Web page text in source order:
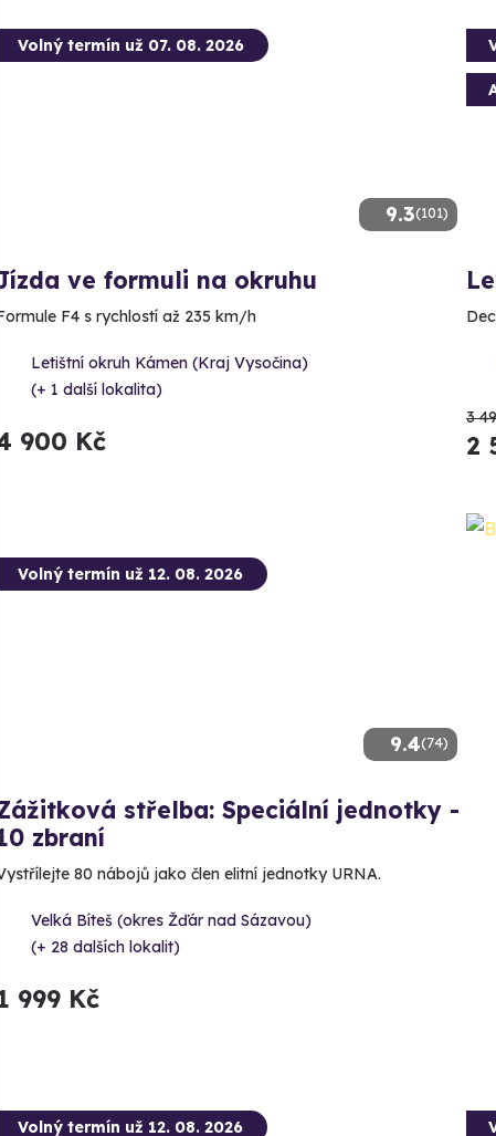
9.3(101)
Volný termín už 07. 08. 2026
ve formuli na okruhu
F4 s rychlostí až 235 km/h
Letištní okruh Kámen (Kraj Vysočina)
(+ 1 další lokalita)
900 Kč
3
2
9.4(74)
Volný termín už 12. 08. 2026
střelba: Speciální jednotky -
zbraní
80 nábojů jako člen elitní jednotky URNA.
Velká Bíteš (okres Žďár nad Sázavou)
(+ 28 dalších lokalit)
999 Kč
Volný termín už 12. 08. 2026